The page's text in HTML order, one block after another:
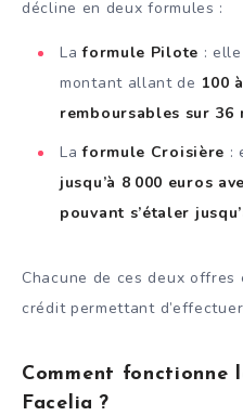
décline en deux formules :
Laformule Pilote :
montant allant de 100
remboursables sur 36
Laformule Croisière :
jusqu’à 8 000 euros
pouvant s’étaler
Chacune de ces deux
crédit permettant
Comment fonctionne
Facelia ?